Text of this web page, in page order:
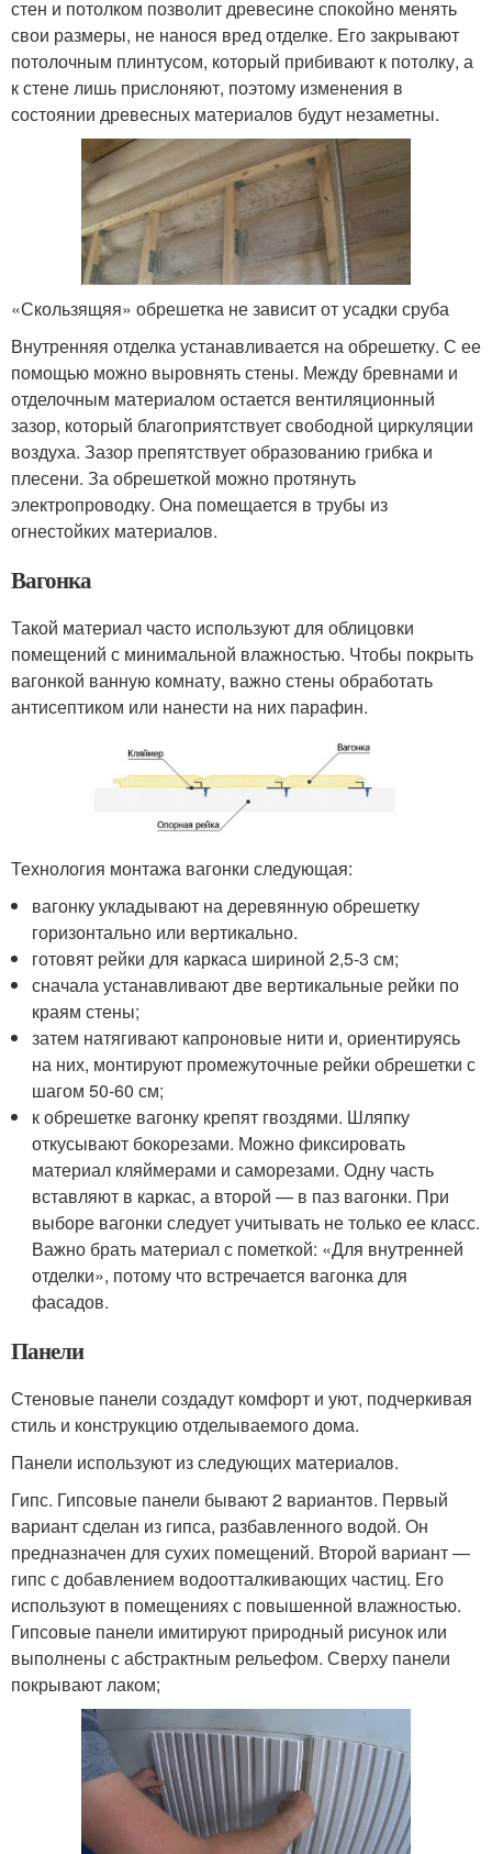
стен и потолком позволит древесине спокойно менять
свои размеры, не нанося вред отделке. Его закрывают
потолочным плинтусом, который прибивают к потолку, а
к стене лишь прислоняют, поэтому изменения в
состоянии древесных материалов будут незаметны.
«Скользящяя» обрешетка не зависит от усадки сруба
Внутренняя отделка устанавливается на обрешетку. С ее
помощью можно выровнять стены. Между бревнами и
отделочным материалом остается вентиляционный
зазор, который благоприятствует свободной циркуляции
воздуха. Зазор препятствует образованию грибка и
плесени. За обрешеткой можно протянуть
электропроводку. Она помещается в трубы из
огнестойких материалов.
Вагонка
Такой материал часто используют для облицовки
помещений с минимальной влажностью. Чтобы покрыть
вагонкой ванную комнату, важно стены обработать
антисептиком или нанести на них парафин.
Технология монтажа вагонки следующая:
вагонку укладывают на деревянную обрешетку
горизонтально или вертикально.
готовят рейки для каркаса шириной 2,5-3 см;
сначала устанавливают две вертикальные рейки по
краям стены;
затем натягивают капроновые нити и, ориентируясь
на них, монтируют промежуточные рейки обрешетки с
шагом 50-60 см;
к обрешетке вагонку крепят гвоздями. Шляпку
откусывают бокорезами. Можно фиксировать
материал кляймерами и саморезами. Одну часть
вставляют в каркас, а второй — в паз вагонки. При
выборе вагонки следует учитывать не только ее класс.
Важно брать материал с пометкой: «Для внутренней
отделки», потому что встречается вагонка для
фасадов.
Панели
Стеновые панели создадут комфорт и уют, подчеркивая
стиль и конструкцию отделываемого дома.
Панели используют из следующих материалов.
Гипс. Гипсовые панели бывают 2 вариантов. Первый
вариант сделан из гипса, разбавленного водой. Он
предназначен для сухих помещений. Второй вариант —
гипс с добавлением водоотталкивающих частиц. Его
используют в помещениях с повышенной влажностью.
Гипсовые панели имитируют природный рисунок или
выполнены с абстрактным рельефом. Сверху панели
покрывают лаком;